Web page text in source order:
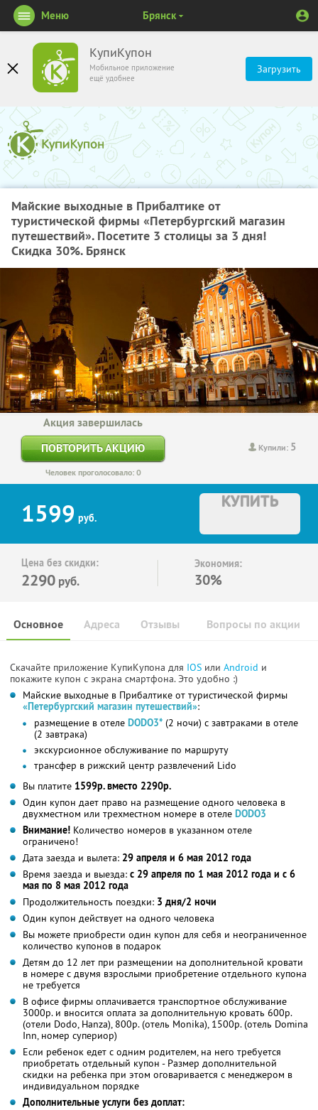
КупиКупон
Мобильное приложение
ещё удобнее
Загрузить
Меню Брянск
Майские выходные в Прибалтике от
туристической фирмы «Петербургский магазин
путешествий». Посетите 3 столицы за 3 дня!
Скидка 30%. Брянск
Купили: 5
Акция завершилась
ПОВТОРИТЬ АКЦИЮ
Человек проголосовало: 0
1599 руб.
КУПИТЬ
Цена без скидки:
2290 руб.
Экономия:
30%
Основное Отзывы Вопросы по акции
Адреса
Скачайте приложение КупиКупона для IOS или Android и
покажите купон с экрана смартфона. Это удобно :)
Майские выходные в Прибалтике от туристической фирмы
«Петербургский магазин путешествий»:
размещение в отеле DODO3* (2 ночи) с завтраками в отеле
(2 завтрака)
экскурсионное обслуживание по маршруту
трансфер в рижский центр развлечений Lido
Вы платите 1599р. вместо 2290р.
Один купон дает право на размещение одного человека в
двухместном или трехместном номере в отеле DODO3
Внимание! Количество номеров в указанном отеле
ограничено!
Дата заезда и вылета: 29 апреля и 6 мая 2012 года
Время заезда и выезда: с 29 апреля по 1 мая 2012 года и с 6
мая по 8 мая 2012 года
Продолжительность поездки: 3 дня/2 ночи
Один купон действует на одного человека
Вы можете приобрести один купон для себя и неограниченное
количество купонов в подарок
Детям до 12 лет при размещении на дополнительной кровати
в номере с двумя взрослыми приобретение отдельного купона
не требуется
В офисе фирмы оплачивается транспортное обслуживание
3000р. и вносится оплата за дополнительную кровать 600р.
(отели Dodo, Hanza), 800р. (отель Monika), 1500р. (отель Domina
Inn, номер супериор)
Если ребенок едет с одним родителем, на него требуется
приобретать отдельный купон - Размер дополнительной
скидки на ребенка при этом оговаривается с менеджером в
индивидуальном порядке
Дополнительные услуги без доплат: